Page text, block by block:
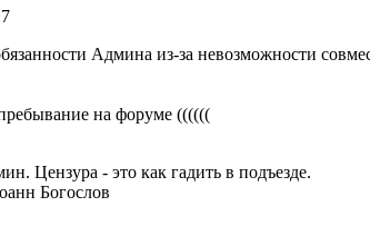
Админа из-за невозможности
на форуме ((((((
Цензура - это как гадить в подъезде.
Богослов